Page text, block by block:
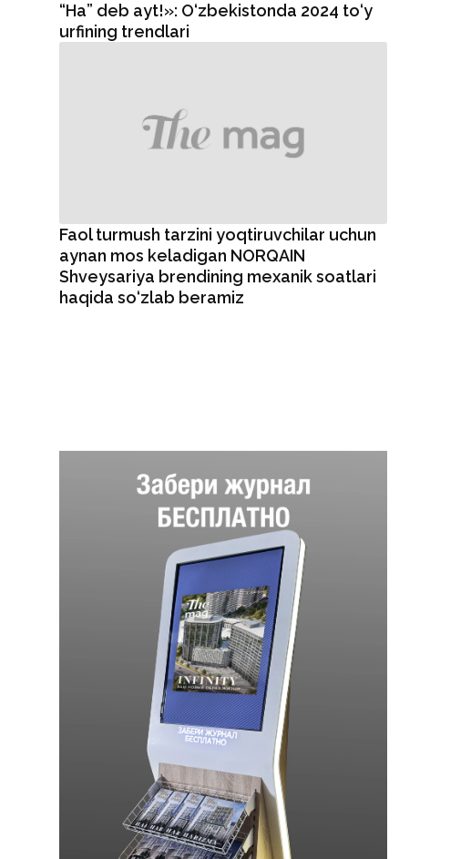
“Ha” deb ayt!»: O‘zbekistonda 2024 to‘y
urfining trendlari
Faol turmush tarzini yoqtiruvchilar uchun
aynan mos keladigan NORQAIN
Shveysariya brendining mexanik soatlari
haqida so‘zlab beramiz